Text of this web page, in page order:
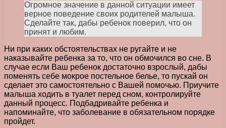
Огромное значение в данной ситуации имеет
верное поведение своих родителей малыша.
Сделайте так, дабы ребенок поверил, что он
принят и любим.
Ни при каких обстоятельствах не ругайте и не
наказывайте ребенка за то, что он обмочился во сне. В
случае если Ваш ребенок достаточно взрослый, дабы
поменять себе мокрое постельное белье, то пускай он
сделает это самостоятельно с Вашей помочью. Приучите
малыша ходить в туалет перед сном, контролируйте
данный процесс. Подбадривайте ребенка и
напоминайте, что заболевание в обязательном порядке
пройдет.